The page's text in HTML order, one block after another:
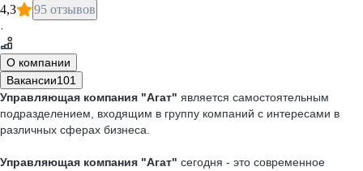
4,3 95 отзывов
·
О компании
Вакансии101
Управляющая компания "Агат" является самостоятельным
подразделением, входящим в группу компаний с интересами в
различных сферах бизнеса.
Управляющая компания "Агат" сегодня - это современное